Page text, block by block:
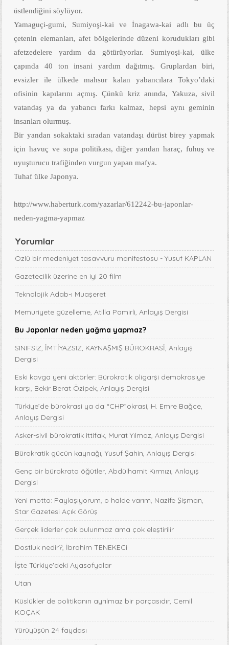
üstlendiğini söylüyor.
Yamaguçi-gumi, Sumiyoşi-kai ve İnagawa-kai adlı bu üç
çetenin elemanları, afet bölgelerinde düzeni korudukları gibi
afetzedelere yardım da götürüyorlar. Sumiyoşi-kai, ülke
çapında 40 ton insani yardım dağıtmış. Gruplardan biri,
evsizler ile ülkede mahsur kalan yabancılara Tokyo’daki
ofisinin kapılarını açmış. Çünkü kriz anında, Yakuza, sivil
vatandaş ya da yabancı farkı kalmaz, hepsi aynı geminin
insanları olurmuş.
Bir yandan sokaktaki sıradan vatandaşı dürüst birey yapmak
için havuç ve sopa politikası, diğer yandan haraç, fuhuş ve
uyuşturucu trafiğinden vurgun yapan mafya.
Tuhaf ülke Japonya.
http://www.haberturk.com/yazarlar/612242-bu-japonlar-
neden-yagma-yapmaz
Yorumlar
Özlü bir medeniyet tasavvuru manifestosu - Yusuf KAPLAN
Gazetecilik üzerine en iyi 20 film
Teknolojik Adab-ı Muaşeret
Memuriyete güzelleme, Atilla Pamirli, Anlayış Dergisi
Bu Japonlar neden yağma yapmaz?
SINIFSIZ, İMTİYAZSIZ, KAYNAŞMIŞ BÜROKRASİ, Anlayış
Dergisi
Eski kavga yeni aktörler: Bürokratik oligarşi demokrasiye
karşı, Bekir Berat Özipek, Anlayış Dergisi
Türkiye’de bürokrasi ya da “CHP”okrasi, H. Emre Bağce,
Anlayış Dergisi
Asker-sivil bürokratik ittifak, Murat Yılmaz, Anlayış Dergisi
Bürokratik gücün kaynağı, Yusuf Şahin, Anlayış Dergisi
Genç bir bürokrata öğütler, Abdülhamit Kırmızı, Anlayış
Dergisi
Yeni motto: Paylaşıyorum, o halde varım, Nazife Şişman,
Star Gazetesi Açık Görüş
Gerçek liderler çok bulunmaz ama çok eleştirilir
Dostluk nedir?, İbrahim TENEKECi
İşte Türkiye'deki Ayasofyalar
Utan
Küslükler de politikanın ayrılmaz bir parçasıdır, Cemil
KOÇAK
Yürüyüşün 24 faydası